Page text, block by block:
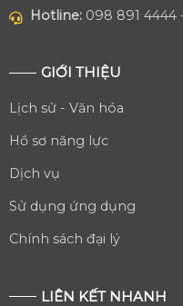
Hotline: 098 891 4444
GIỚI THIỆU
Lịch sử - Văn hóa
Hồ sơ năng lực
Dịch vụ
Sử dụng ứng dụng
Chính sách đại lý
LIÊN KẾT NHANH